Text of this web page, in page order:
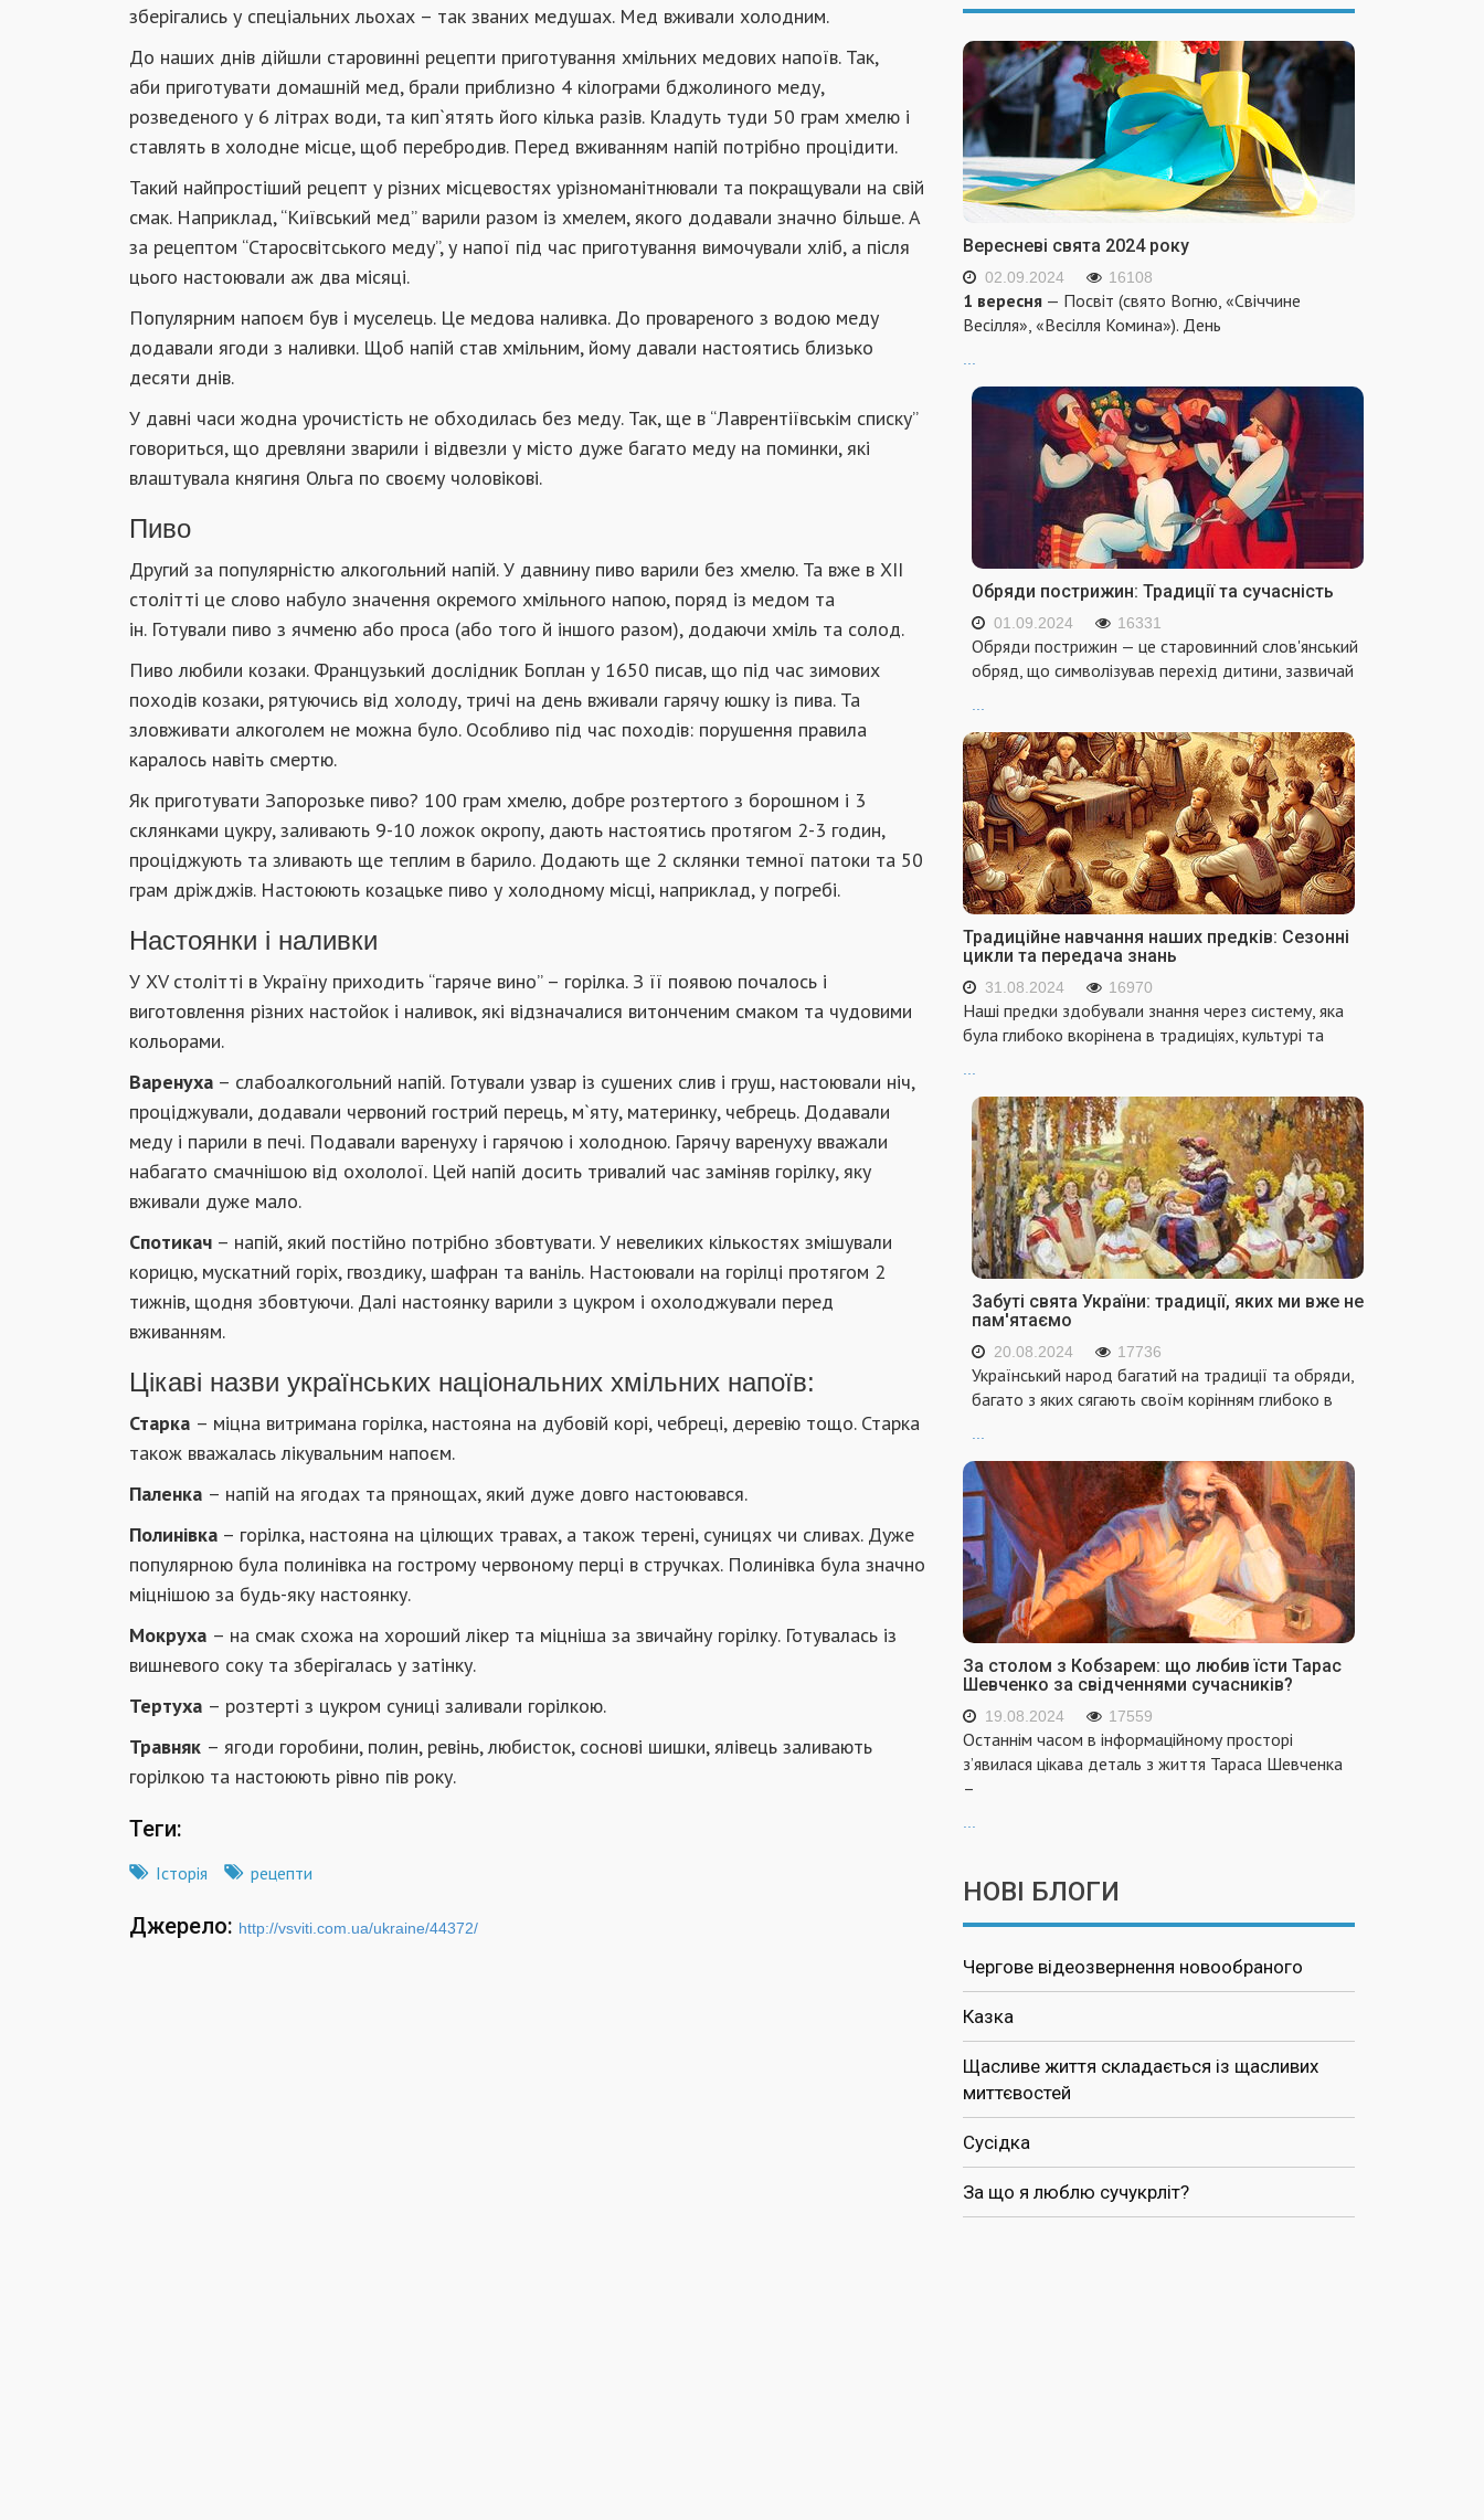
зберігались у спеціальних льохах – так званих медушах. Мед вживали холодним.
До наших днів дійшли старовинні рецепти приготування хмільних медових напоїв. Так,
аби приготувати домашній мед, брали приблизно 4 кілограми бджолиного меду,
розведеного у 6 літрах води, та кип`ятять його кілька разів. Кладуть туди 50 грам хмелю і
ставлять в холодне місце, щоб перебродив. Перед вживанням напій потрібно процідити.
Такий найпростіший рецепт у різних місцевостях урізноманітнювали та покращували на свій
смак. Наприклад, “Київський мед” варили разом із хмелем, якого додавали значно більше. А
за рецептом “Старосвітського меду”, у напої під час приготування вимочували хліб, а після
цього настоювали аж два місяці.
Популярним напоєм був і муселець. Це медова наливка. До провареного з водою меду
додавали ягоди з наливки. Щоб напій став хмільним, йому давали настоятись близько
десяти днів.
У давні часи жодна урочистість не обходилась без меду. Так, ще в “Лаврентіївськім списку”
говориться, що древляни зварили і відвезли у місто дуже багато меду на поминки, які
влаштувала княгиня Ольга по своєму чоловікові.
Пиво
Другий за популярністю алкогольний напій. У давнину пиво варили без хмелю. Та вже в ХІІ
столітті це слово набуло значення окремого хмільного напою, поряд із медом та
ін. Готували пиво з ячменю або проса (або того й іншого разом), додаючи хміль та солод.
Пиво любили козаки. Французький дослідник Боплан у 1650 писав, що під час зимових
походів козаки, рятуючись від холоду, тричі на день вживали гарячу юшку із пива. Та
зловживати алкоголем не можна було. Особливо під час походів: порушення правила
каралось навіть смертю.
Як приготувати Запорозьке пиво? 100 грам хмелю, добре розтертого з борошном і 3
склянками цукру, заливають 9-10 ложок окропу, дають настоятись протягом 2-3 годин,
проціджують та зливають ще теплим в барило. Додають ще 2 склянки темної патоки та 50
грам дріжджів. Настоюють козацьке пиво у холодному місці, наприклад, у погребі.
Настоянки і наливки
У XV столітті в Україну приходить “гаряче вино” – горілка. З її появою почалось і
виготовлення різних настойок і наливок, які відзначалися витонченим смаком та чудовими
кольорами.
Варенуха – слабоалкогольний напій. Готували узвар із сушених слив і груш, настоювали ніч,
проціджували, додавали червоний гострий перець, м`яту, материнку, чебрець. Додавали
меду і парили в печі. Подавали варенуху і гарячою і холодною. Гарячу варенуху вважали
набагато смачнішою від охололої. Цей напій досить тривалий час заміняв горілку, яку
вживали дуже мало.
Спотикач – напій, який постійно потрібно збовтувати. У невеликих кількостях змішували
корицю, мускатний горіх, гвоздику, шафран та ваніль. Настоювали на горілці протягом 2
тижнів, щодня збовтуючи. Далі настоянку варили з цукром і охолоджували перед
вживанням.
Цікаві назви українських національних хмільних напоїв:
Старка – міцна витримана горілка, настояна на дубовій корі, чебреці, деревію тощо. Старка
також вважалась лікувальним напоєм.
Паленка – напій на ягодах та прянощах, який дуже довго настоювався.
Полинівка – горілка, настояна на цілющих травах, а також терені, суницях чи сливах. Дуже
популярною була полинівка на гострому червоному перці в стручках. Полинівка була значно
міцнішою за будь-яку настоянку.
Мокруха – на смак схожа на хороший лікер та міцніша за звичайну горілку. Готувалась із
вишневого соку та зберігалась у затінку.
Тертуха – розтерті з цукром суниці заливали горілкою.
Травняк – ягоди горобини, полин, ревінь, любисток, соснові шишки, ялівець заливають
горілкою та настоюють рівно пів року.
Теги:
Історія рецепти
Джерело: http://vsviti.com.ua/ukraine/44372/
Вересневі свята 2024 року
02.09.2024 16108
1 вересня — Посвіт (свято Вогню, «Свіччине
Весілля», «Весілля Комина»). День
...
Обряди пострижин: Традиції та сучасність
01.09.2024 16331
Обряди пострижин — це старовинний слов'янський
обряд, що символізував перехід дитини, зазвичай
...
Традиційне навчання наших предків: Сезонні
цикли та передача знань
31.08.2024 16970
Наші предки здобували знання через систему, яка
була глибоко вкорінена в традиціях, культурі та
...
Забуті свята України: традиції, яких ми вже не
пам'ятаємо
20.08.2024 17736
Український народ багатий на традиції та обряди,
багато з яких сягають своїм корінням глибоко в
...
За столом з Кобзарем: що любив їсти Тарас
Шевченко за свідченнями сучасників?
19.08.2024 17559
Останнім часом в інформаційному просторі
з’явилася цікава деталь з життя Тараса Шевченка
–
...
НОВІ БЛОГИ
Чергове відеозвернення новообраного
Казка
Щасливе життя складається із щасливих
миттєвостей
Сусідка
За що я люблю сучукрліт?